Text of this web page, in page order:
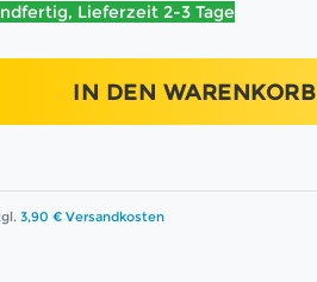
Lieferzeit 2-3 Tage
IN DEN WARENKORB
3,90 € Versandkosten